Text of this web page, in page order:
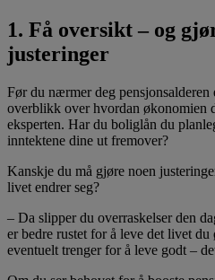
1. Få oversikt – og
justeringer
Før du nærmer deg pensjonsalderen
overblikk over hvordan økonomien
eksperten. Har du boliglån du
inntektene dine ut fremover?
Kanskje du må gjøre noen
livet endrer seg?
– Da slipper du overraskelser den
er bedre rustet for å leve det livet du
eventuelt trenger for å leve godt –